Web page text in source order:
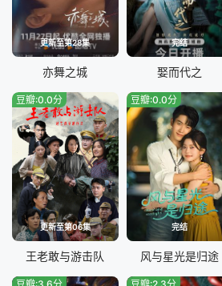
更新至第28集
亦舞之城
完结
娶而代之
更新至第06集
豆瓣:0.0分
王老敢与游击队
完结
豆瓣:0.0分
风与星光是归途